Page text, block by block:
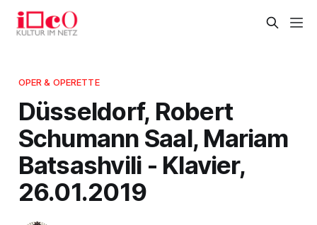
OPER & OPERETTE
Düsseldorf, Robert
Schumann Saal, Mariam
Batsashvili - Klavier,
26.01.2019